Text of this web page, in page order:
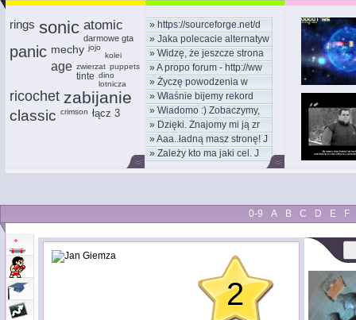
rings sonic atomic
darmowe gta
panic mechy jojo
kolei
age zwierzat puppets
tinte dino
lotnicza
ricochet zabijanie
classic crimson łącz 3
» https://sourceforge.net/d
» Jaka polecacie alternatyw
» Widzę, że jeszcze strona
»A propo forum - http://ww
» Życzę powodzenia w
nowym
» Właśnie bijemy rekord
kom
» Wiadomo :) Zobaczymy,
moż
» Dzięki. Znajomy mi ją zr
»Aaa..ładną masz stronę! J
» Zależy kto ma jaki cel. J
0-9 A B C D E F
2